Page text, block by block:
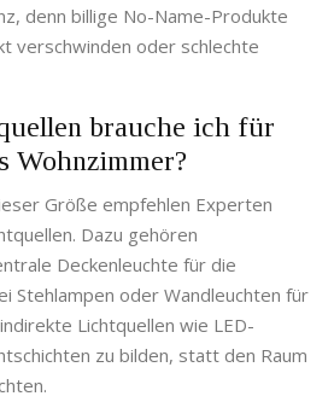
denn billige No-Name-Produkte
verschwinden oder schlechte
brauche ich für
Wohnzimmer?
Größe empfehlen Experten
Dazu gehören
Deckenleuchte für die
Stehlampen oder Wandleuchten für
Lichtquellen wie LED-
zu bilden, statt den Raum